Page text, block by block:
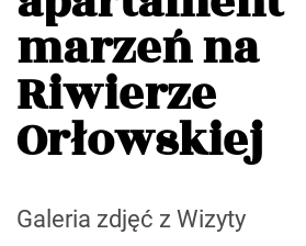
marzeń na
Riwierze
Orłowskiej
Galeria zdjęć z Wizyty